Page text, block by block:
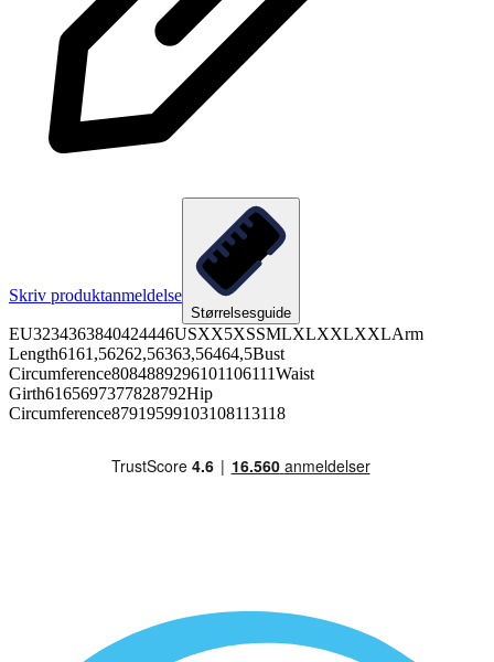
Skriv produktanmeldelse
Størrelsesguide
EU3234363840424446USXX5XSSMLXLXXLXXLArm
Length6161,56262,56363,56464,5Bust
Circumference8084889296101106111Waist
Girth6165697377828792Hip
Circumference87919599103108113118